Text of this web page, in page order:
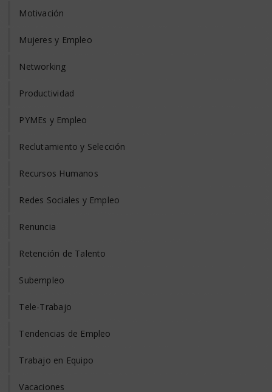
Motivación
Mujeres y Empleo
Networking
Productividad
PYMEs y Empleo
Reclutamiento y Selección
Recursos Humanos
Redes Sociales y Empleo
Renuncia
Retención de Talento
Subempleo
Tele-Trabajo
Tendencias de Empleo
Trabajo en Equipo
Vacaciones